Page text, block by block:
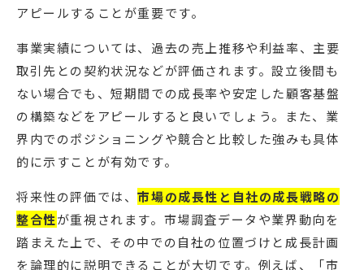
アピールすることが重要です。
事業実績については、過去の売上推移や利益率、主要
取引先との契約状況などが評価されます。設立後間も
ない場合でも、短期間での成長率や安定した顧客基盤
の構築などをアピールすると良いでしょう。また、業
界内でのポジショニングや競合と比較した強みも具体
的に示すことが有効です。
将来性の評価では、市場の成長性と自社の成長戦略の
整合性が重視されます。市場調査データや業界動向を
踏まえた上で、その中での自社の位置づけと成長計画
を論理的に説明できることが大切です。例えば、「市